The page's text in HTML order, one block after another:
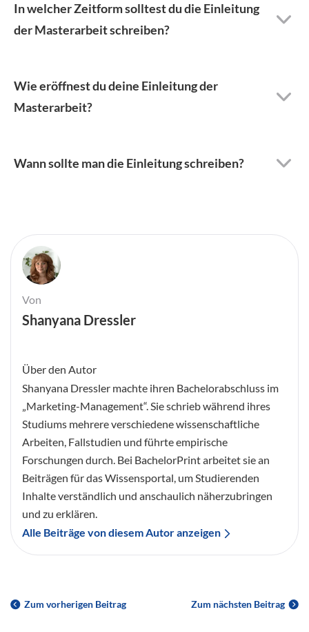
In welcher Zeitform solltest du die Einleitung
der Masterarbeit schreiben?
Wie eröffnest du deine Einleitung der
Masterarbeit?
Wann sollte man die Einleitung schreiben?
Von
Shanyana Dressler
Über den Autor
Shanyana Dressler machte ihren Bachelorabschluss im
„Marketing-Management“. Sie schrieb während ihres
Studiums mehrere verschiedene wissenschaftliche
Arbeiten, Fallstudien und führte empirische
Forschungen durch. Bei BachelorPrint arbeitet sie an
Beiträgen für das Wissensportal, um Studierenden
Inhalte verständlich und anschaulich näherzubringen
und zu erklären.
Alle Beiträge von diesem Autor anzeigen
Zum vorherigen Beitrag Zum nächsten Beitrag